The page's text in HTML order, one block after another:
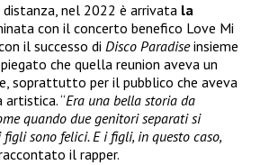
nel 2022 è arrivata la
con il concerto benefico Love Mi
il successo di Disco Paradiseinsieme
che quella reunion aveva un
soprattutto per il pubblico che aveva
“Era una bella storia da
quando due genitori separati si
sono felici. E i figli, in questo caso,
il rapper.